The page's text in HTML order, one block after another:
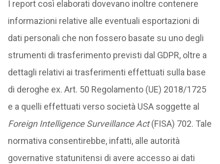
I report così elaborati dovevano inoltre contenere
informazioni relative alle eventuali esportazioni di
dati personali che non fossero basate su uno degli
strumenti di trasferimento previsti dal GDPR, oltre a
dettagli relativi ai trasferimenti effettuati sulla base
di deroghe ex. Art. 50 Regolamento (UE) 2018/1725
e a quelli effettuati verso società USA soggette al
Foreign Intelligence Surveillance Act(FISA) 702. Tale
normativa consentirebbe, infatti, alle autorità
governative statunitensi di avere accesso ai dati